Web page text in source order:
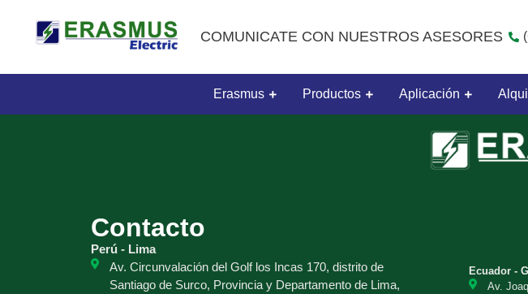
COMUNICATE CON NUESTROS ASESORES
Erasmus Productos Aplicación
Contacto
Perú - Lima
Av. Circunvalación del Golf los Incas 170, distrito de
Santiago de Surco, Provincia y Departamento de Lima,
Ecuador -
Av.